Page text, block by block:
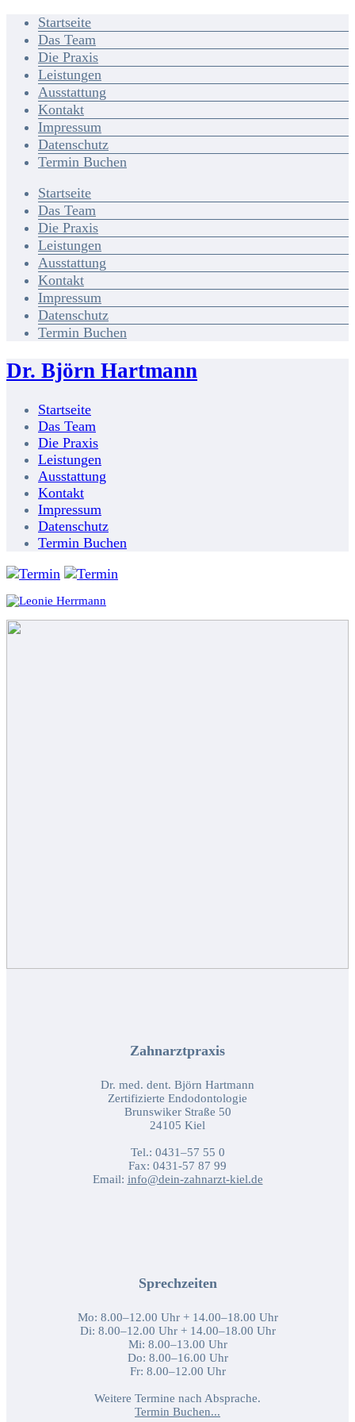
Startseite
Das Team
Die Praxis
Leistungen
Ausstattung
Kontakt
Impressum
Datenschutz
Termin Buchen
Startseite
Das Team
Die Praxis
Leistungen
Ausstattung
Kontakt
Impressum
Datenschutz
Termin Buchen
Dr. Björn Hartmann
Startseite
Das Team
Die Praxis
Leistungen
Ausstattung
Kontakt
Impressum
Datenschutz
Termin Buchen
Zahnarztpraxis
Dr. med. dent. Björn Hartmann
Zertifizierte Endodontologie
Brunswiker Straße 50
24105 Kiel
Tel.: 0431–57 55 0
Fax: 0431-57 87 99
Email: info@dein-zahnarzt-kiel.de
Sprechzeiten
Mo: 8.00–12.00 Uhr + 14.00–18.00 Uhr
Di: 8.00–12.00 Uhr + 14.00–18.00 Uhr
Mi: 8.00–13.00 Uhr
Do: 8.00–16.00 Uhr
Fr: 8.00–12.00 Uhr
Weitere Termine nach Absprache.
Termin Buchen...